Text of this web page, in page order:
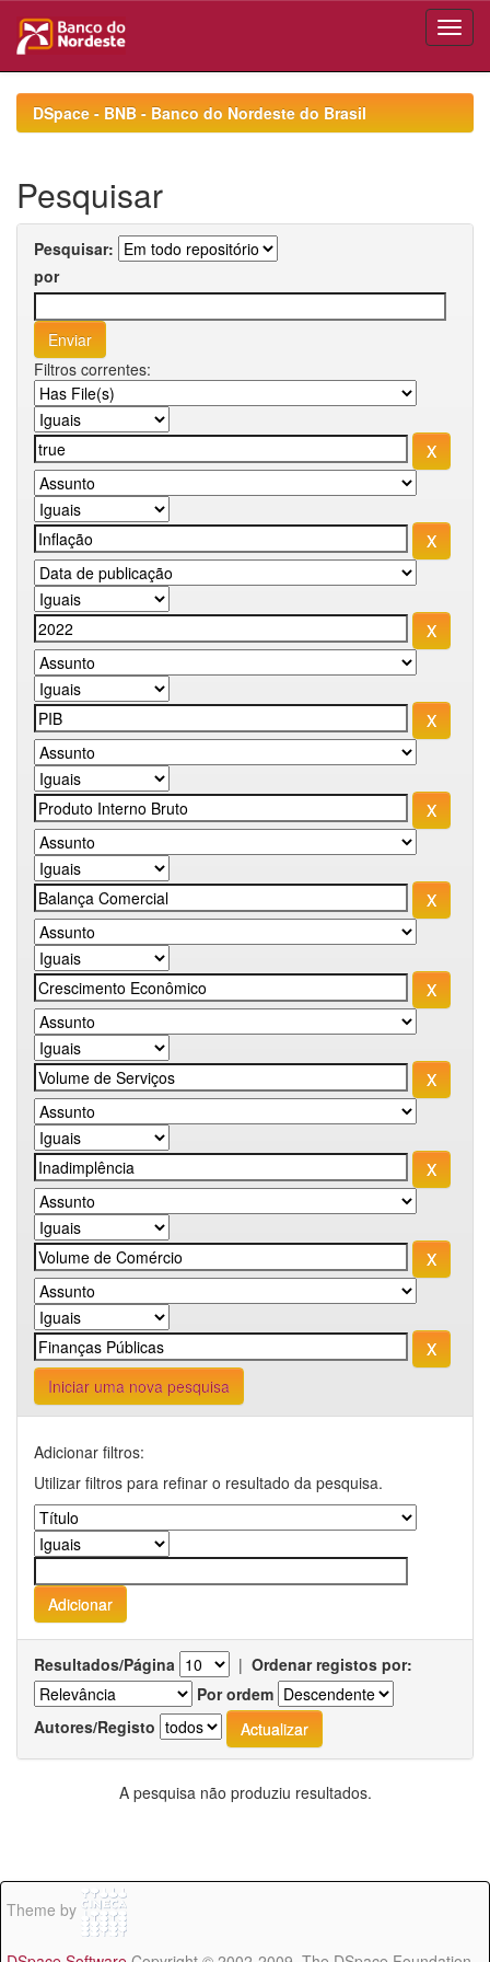
navigationDSpace - BNB - Banco do Nordeste do Brasil
Pesquisar
Pesquisar:
por
Filtros correntes:
Iniciar uma nova pesquisa
Adicionar filtros:
Utilizar filtros para refinar o resultado da pesquisa.
Resultados/Página | Ordenar registos por:
Por ordem
Autores/Registo
A pesquisa não produziu resultados.
Theme by